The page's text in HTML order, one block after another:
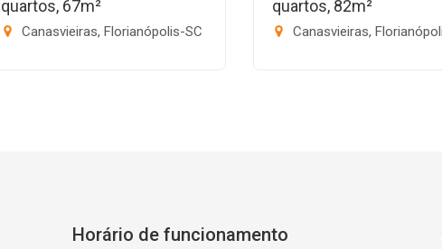
quartos, 67m²
Canasvieiras, Florianópolis-SC
quartos, 82m²
Canasvieiras,
Horário de funcionamento